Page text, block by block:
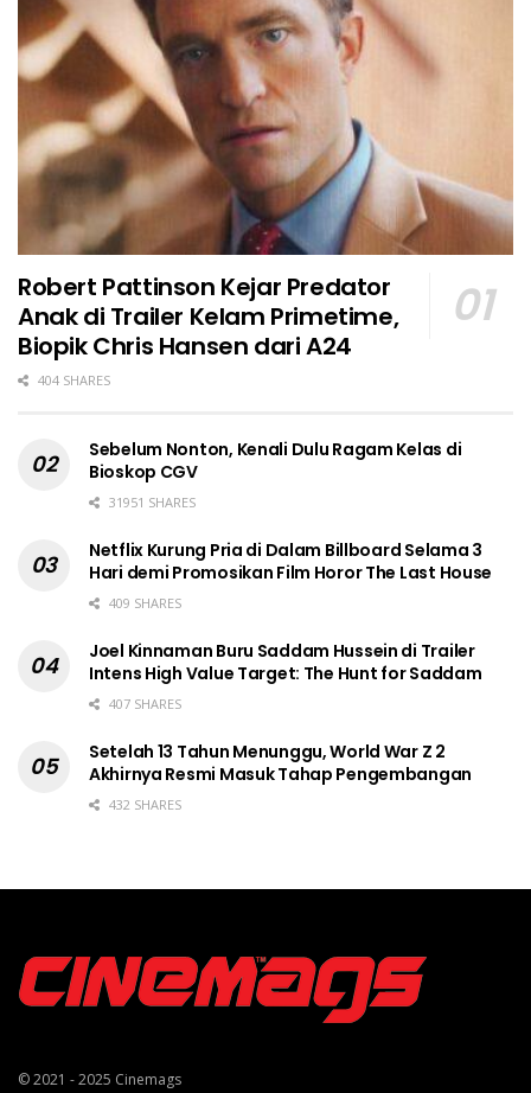
Robert Pattinson Kejar Predator
Anak di Trailer Kelam Primetime,
Biopik Chris Hansen dari A24
404 SHARES
Sebelum Nonton, Kenali Dulu Ragam Kelas di
Bioskop CGV
31951 SHARES
Netflix Kurung Pria di Dalam Billboard Selama 3
Hari demi Promosikan Film Horor The Last House
409 SHARES
Joel Kinnaman Buru Saddam Hussein di Trailer
Intens High Value Target: The Hunt for Saddam
407 SHARES
Setelah 13 Tahun Menunggu, World War Z 2
Akhirnya Resmi Masuk Tahap Pengembangan
432 SHARES
© 2021 - 2025 Cinemags